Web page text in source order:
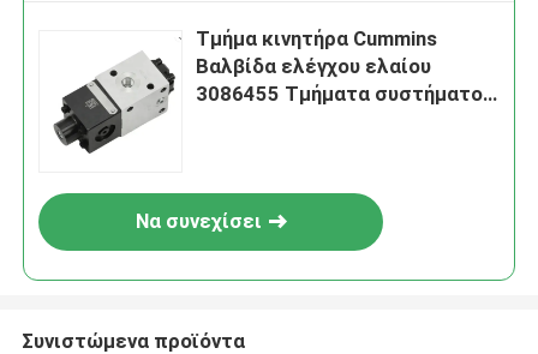
Τμήμα κινητήρα Cummins
Βαλβίδα ελέγχου ελαίου
3086455 Τμήματα συστήματος
Να συνεχίσει
Συνιστώμενα προϊόντα